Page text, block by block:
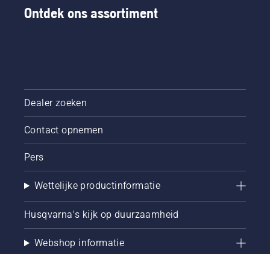
Ontdek ons assortiment
Dealer zoeken
Contact opnemen
Pers
Wettelijke productinformatie
Husqvarna's kijk op duurzaamheid
Webshop informatie